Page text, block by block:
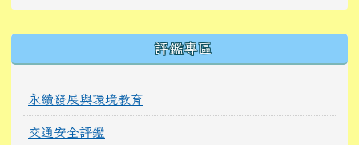
評鑑專區
永續發展與環境教育
交通安全評鑑